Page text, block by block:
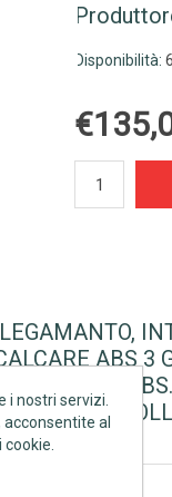
Disponibilità:
ABS 3
DI
i nostri servizi.
al